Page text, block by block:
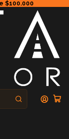
$100.000